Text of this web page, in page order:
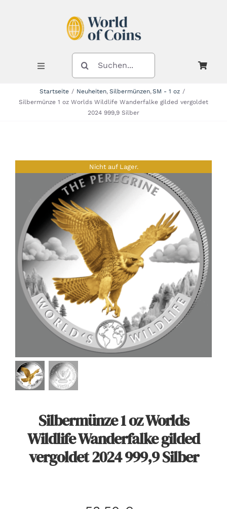
Toggle
Navigation
Angebote
Über Uns
Kontakt
Mein Konto
SUCHE
NACH:
Startseite Neuheiten Silbermünzen SM - 1 oz
Silbermünze 1 oz Worlds Wildlife Wanderfalke gilded vergoldet
2024 999,9 Silber
Nicht auf Lager.
Silbermünze 1 oz Worlds
Wildlife Wanderfalke gilded
vergoldet 2024 999,9 Silber